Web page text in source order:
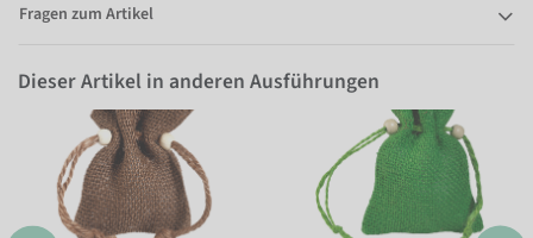
Fragen zum Artikel
Dieser Artikel in anderen Ausführungen